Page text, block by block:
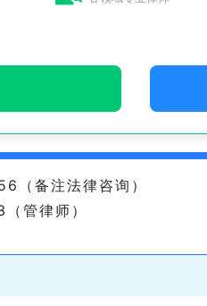
备注法律咨询）
管律师）